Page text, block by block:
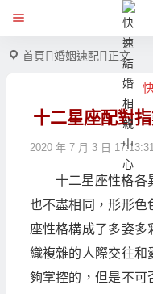
首頁 婚姻速配 正文
十二星座配對
2020 年 7 月 3 日
十二星座性格各
也不盡相同，形形色
座性格構成了多姿多
織複雜的人際交往和
夠掌控的，但是不可